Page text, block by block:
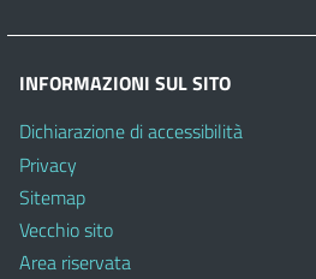
INFORMAZIONI SUL SITO
Dichiarazione di accessibilità
Privacy
Sitemap
Vecchio sito
Area riservata